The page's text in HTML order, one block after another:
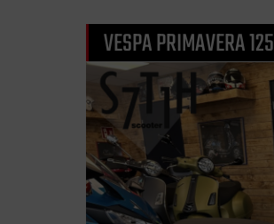
VESPA PRIMAVERA 125